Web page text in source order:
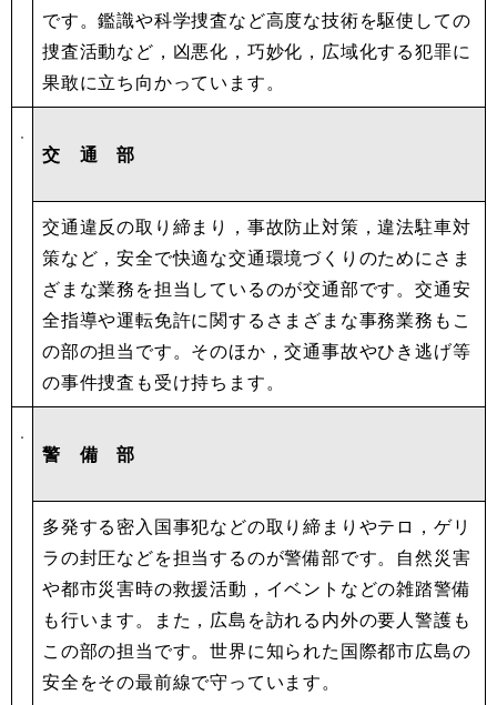
です。鑑識や科学捜査など高度な技術を駆使しての
捜査活動など，凶悪化，巧妙化，広域化する犯罪に
果敢に立ち向かっています。
交 通 部
交通違反の取り締まり，事故防止対策，違法駐車対
策など，安全で快適な交通環境づくりのためにさま
ざまな業務を担当しているのが交通部です。交通安
全指導や運転免許に関するさまざまな事務業務もこ
の部の担当です。そのほか，交通事故やひき逃げ等
の事件捜査も受け持ちます。
警 備 部
多発する密入国事犯などの取り締まりやテロ，ゲリ
ラの封圧などを担当するのが警備部です。自然災害
や都市災害時の救援活動，イベントなどの雑踏警備
も行います。また，広島を訪れる内外の要人警護も
この部の担当です。世界に知られた国際都市広島の
安全をその最前線で守っています。